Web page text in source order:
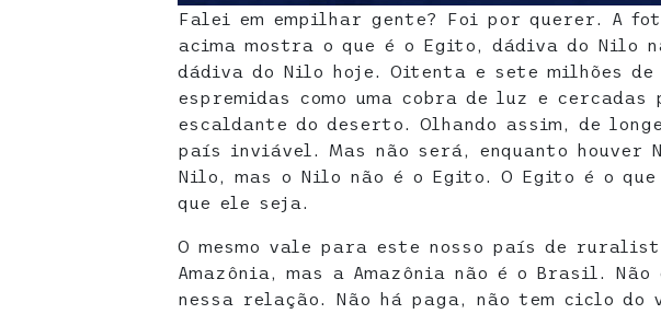
Falei em empilhar gente? Foi por querer. A
acima mostra o que é o Egito, dádiva do Nilo
dádiva do Nilo hoje. Oitenta e sete milhões de
espremidas como uma cobra de luz e cercadas
escaldante do deserto. Olhando assim, de
país inviável. Mas não será, enquanto houver
Nilo, mas o Nilo não é o Egito. O Egito é o
que ele seja.
O mesmo vale para este nosso país de
Amazônia, mas a Amazônia não é o Brasil.
nessa relação. Não há paga, não tem ciclo